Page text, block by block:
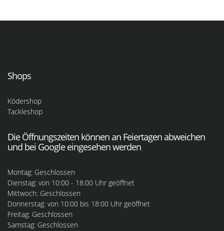
Shops
Ködershop
Tackleshop
Die Öffnungszeiten können an Feiertagen abweichen
und bei Google eingesehen werden
Montag: Geschlossen
Dienstag: von 10:00 - 18:00 Uhr geöffnet
Mittwoch: Geschlossen
Donnerstag: von 10:00 bis 18:00 Uhr geöffnet
Freitag: Geschlossen
Samstag: Geschlossen